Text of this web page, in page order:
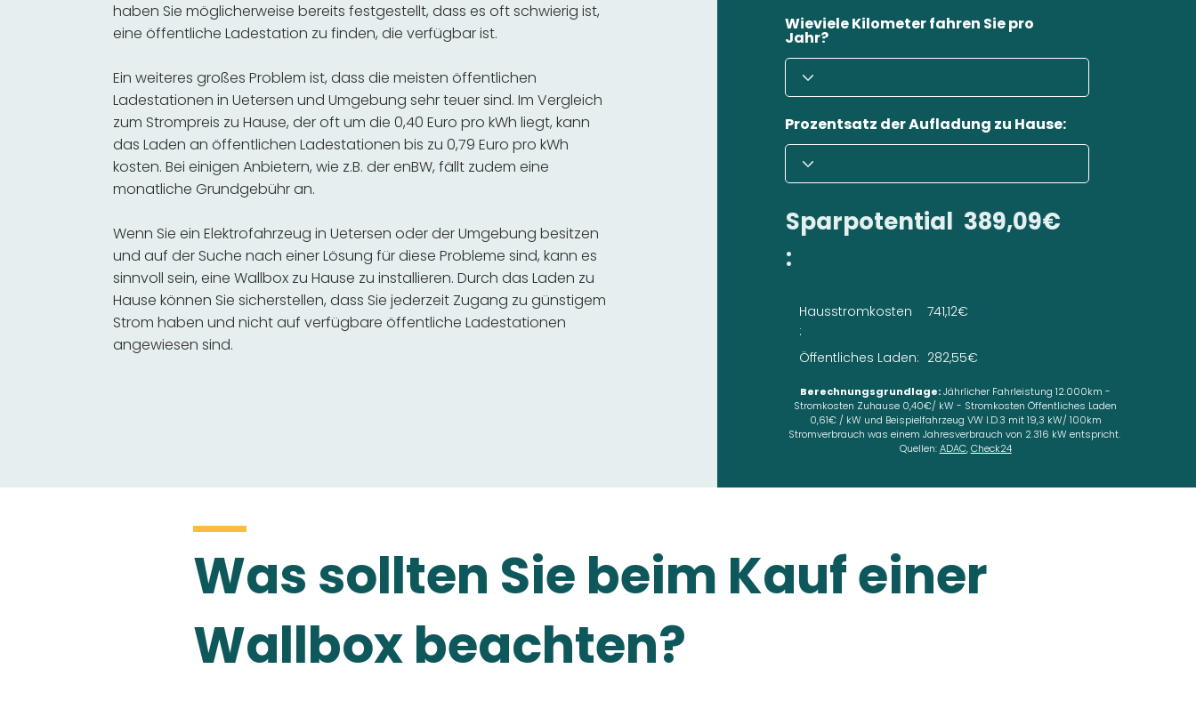
haben Sie möglicherweise bereits festgestellt, dass es oft schwierig ist,
eine öffentliche Ladestation zu finden, die verfügbar ist.
Ein weiteres großes Problem ist, dass die meisten öffentlichen
Ladestationen in Uetersen und Umgebung sehr teuer sind. Im Vergleich
zum Strompreis zu Hause, der oft um die 0,40 Euro pro kWh liegt, kann
das Laden an öffentlichen Ladestationen bis zu 0,79 Euro pro kWh
kosten. Bei einigen Anbietern, wie z.B. der enBW, fällt zudem eine
monatliche Grundgebühr an.
Wenn Sie ein Elektrofahrzeug in Uetersen oder der Umgebung besitzen
und auf der Suche nach einer Lösung für diese Probleme sind, kann es
sinnvoll sein, eine Wallbox zu Hause zu installieren. Durch das Laden zu
Hause können Sie sicherstellen, dass Sie jederzeit Zugang zu günstigem
Strom haben und nicht auf verfügbare öffentliche Ladestationen
angewiesen sind.
Wieviele Kilometer fahren Sie pro
Jahr?
Prozentsatz der Aufladung zu Hause:
Sparpotential
:
389,09€
Hausstromkosten
:
Öffentliches Laden:
741,12€
282,55€
Berechnungsgrundlage:Jährlicher Fahrleistung 12.000km -
Stromkosten Zuhause 0,40€/ kW - Stromkosten Öffentliches Laden
0,61€ / kW und Beispielfahrzeug VW I.D.3 mit 19,3 kW/ 100km
Stromverbrauch was einem Jahresverbrauch von 2.316 kW entspricht.
Quellen:ADAC,Check24
Was sollten Sie beim Kauf einer
Wallbox beachten?